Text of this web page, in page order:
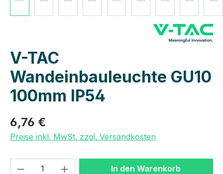
V-TAC
Wandeinbauleuchte GU10
100mm IP54
6,76 €
Preise inkl. MwSt. zzgl. Versandkosten
Produkt Anzahl: Gib denIn den Warenkorb